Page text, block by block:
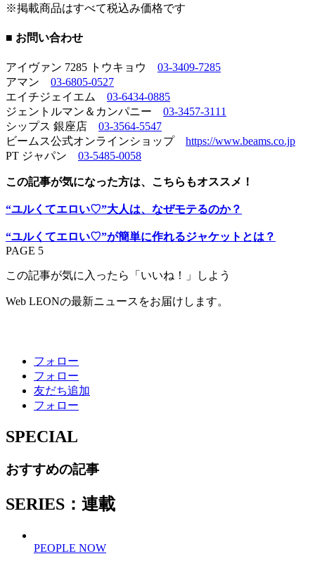
※掲載商品はすべて税込み価格です
■ お問い合わせ
アイヴァン 7285 トウキョウ 03-3409-7285
アマン 03-6805-0527
エイチジェイエム 03-6434-0885
ジェントルマン＆カンパニー 03-3457-3111
シップス 銀座店 03-3564-5547
ビームス公式オンラインショップ https://www.beams.co.jp
PT ジャパン 03-5485-0058
この記事が気になった方は、こちらもオススメ！
“ユルくてエロい♡”大人は、なぜモテるのか？
“ユルくてエロい♡”が簡単に作れるジャケットとは？
PAGE 5
この記事が気に入ったら「いいね！」しよう
Web LEONの最新ニュースをお届けします。
フォロー
フォロー
友だち追加
フォロー
SPECIAL
おすすめの記事
SERIES：連載
PEOPLE NOW